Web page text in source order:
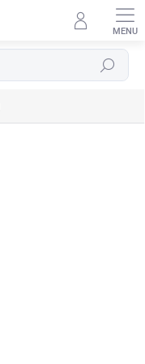
Hledat